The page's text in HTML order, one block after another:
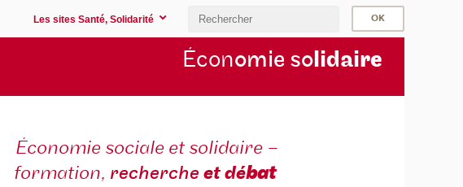
Les sites Santé, Solidarité
Économie solidaire
Économie sociale et solidaire –
formation, recherche et débat